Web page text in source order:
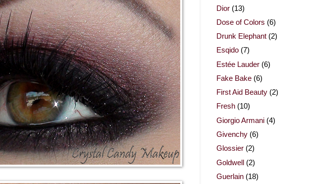
Dior (13)
Dose of Colors (6)
Drunk Elephant (2)
Esqido (7)
Estée Lauder (6)
Fake Bake (6)
First Aid Beauty (2)
Fresh (10)
Giorgio Armani (4)
Givenchy (6)
Glossier (2)
Goldwell (2)
Guerlain (18)